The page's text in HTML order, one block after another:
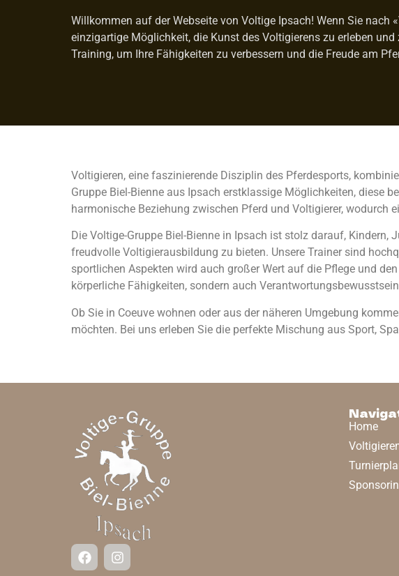
Willkommen auf der Webseite von Voltige Ipsach! Wenn Sie nach
einzigartige Möglichkeit, die Kunst des Voltigierens zu erleben
Training, um Ihre Fähigkeiten zu verbessern und die Freude am
Voltigieren, eine faszinierende Disziplin des Pferdesports,
Gruppe Biel-Bienne aus Ipsach erstklassige Möglichkeiten, diese
harmonische Beziehung zwischen Pferd und Voltigierer, wodurch
Die Voltige-Gruppe Biel-Bienne in Ipsach ist stolz darauf,
freudvolle Voltigierausbildung zu bieten. Unsere Trainer sind
sportlichen Aspekten wird auch großer Wert auf die Pflege und
körperliche Fähigkeiten, sondern auch
Ob Sie in Coeuve wohnen oder aus der näheren Umgebung
möchten. Bei uns erleben Sie die perfekte Mischung aus Sport,
Home